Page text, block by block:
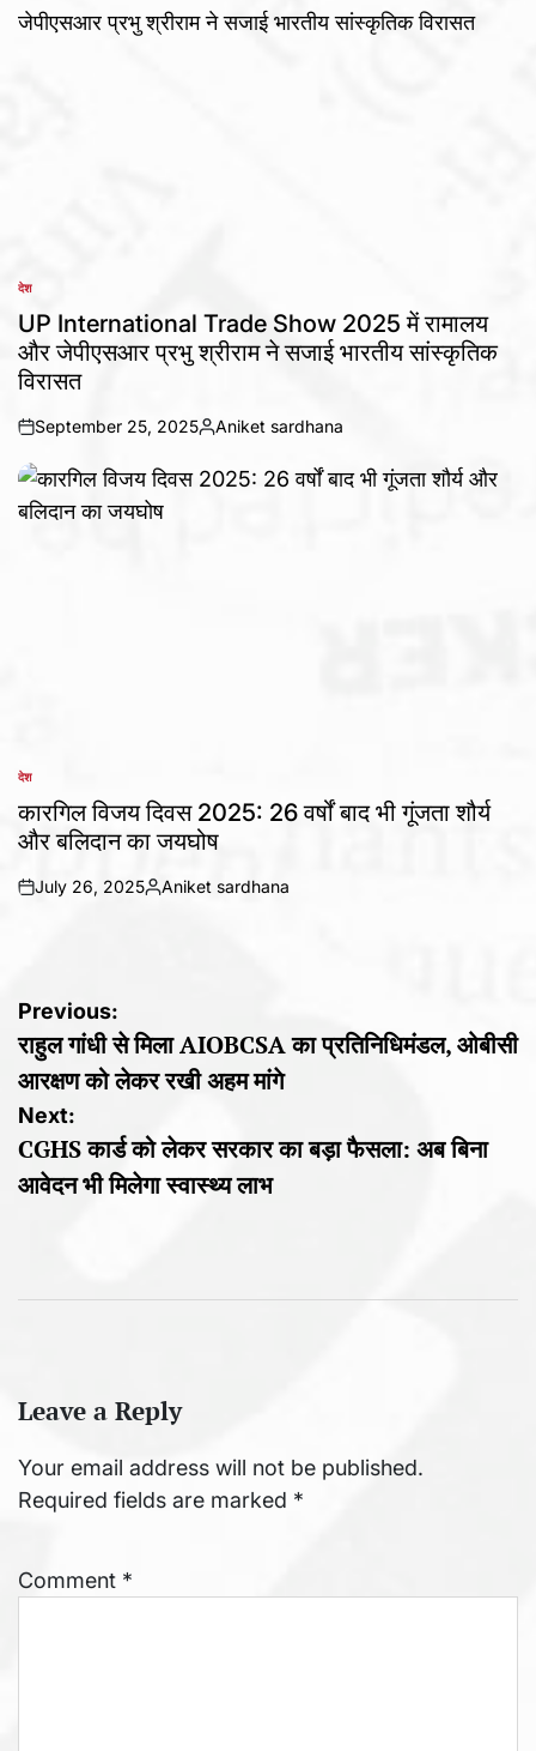
POSTED
IN
देश
UP International Trade Show 2025 में रामालय
और जेपीएसआर प्रभु श्रीराम ने सजाई भारतीय सांस्कृतिक
विरासत
on
September 25, 2025
Posted
Aniket sardhana
POSTED
IN
देश
कारगिल विजय दिवस 2025: 26 वर्षों बाद भी गूंजता शौर्य
और बलिदान का जयघोष
on
July 26, 2025
Posted
Aniket sardhana
Post
navigation
Previous:
राहुल गांधी से मिला AIOBCSA का प्रतिनिधिमंडल, ओबीसी
आरक्षण को लेकर रखी अहम मांगे
Next:
CGHS कार्ड को लेकर सरकार का बड़ा फैसला: अब बिना
आवेदन भी मिलेगा स्वास्थ्य लाभ
Leave a Reply
Your email address will not be published.
Required fields are marked *
Comment *